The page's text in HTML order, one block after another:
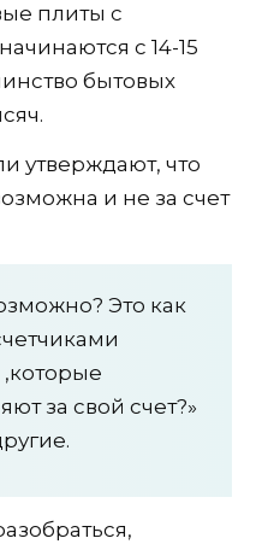
плиты с
с 14-15
бытовых
утверждают, что
и не за счет
Это как
за свой счет?»